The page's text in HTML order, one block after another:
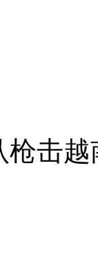
动正当
击越